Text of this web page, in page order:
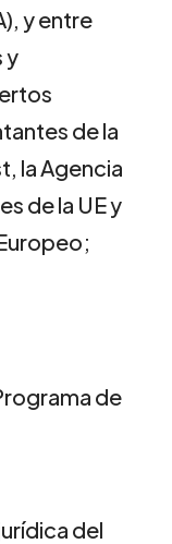
y entre
y
de la
la Agencia
de la UE y
de
del